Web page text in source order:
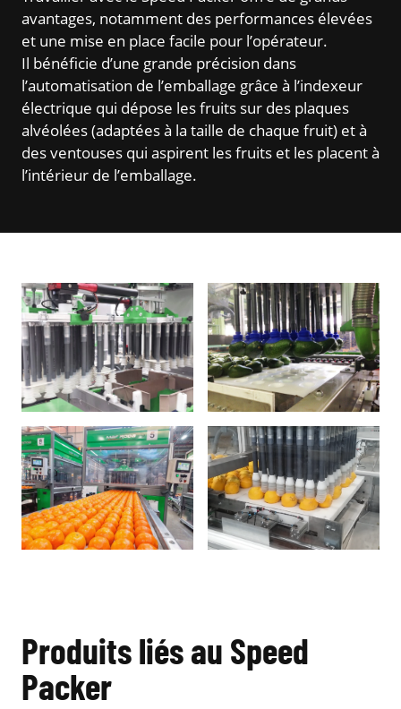
avantages, notamment des performances élevées
et une mise en place facile pour l’opérateur.
Il bénéficie d’une grande précision dans
l’automatisation de l’emballage grâce à l’indexeur
électrique qui dépose les fruits sur des plaques
alvéolées (adaptées à la taille de chaque fruit) et à
des ventouses qui aspirent les fruits et les placent à
l’intérieur de l’emballage.
Produits liés au Speed
Packer